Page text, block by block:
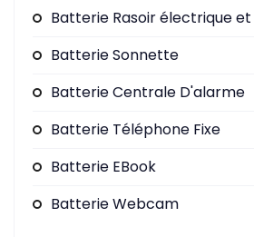
Batterie Rasoir électrique
Batterie Sonnette
Batterie Centrale D'alarme
Batterie Téléphone Fixe
Batterie EBook
Batterie Webcam